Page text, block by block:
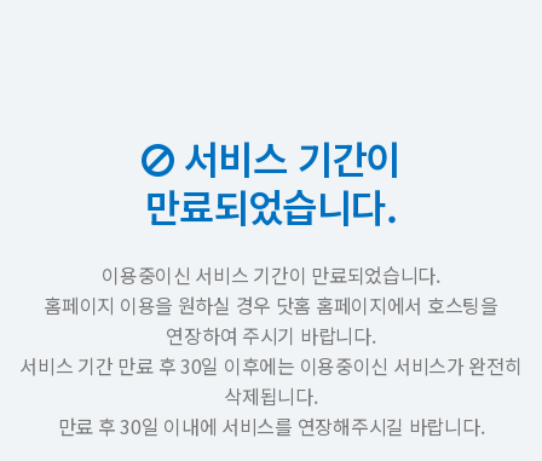
서비스 기간이
만료되었습니다.
이용중이신 서비스 기간이 만료되었습니다.
홈페이지 이용을 원하실 경우 닷홈 홈페이지에서 호스팅을
연장하여 주시기 바랍니다.
서비스 기간 만료 후 30일 이후에는 이용중이신 서비스가 완전히
삭제됩니다.
만료 후 30일 이내에 서비스를 연장해주시길 바랍니다.